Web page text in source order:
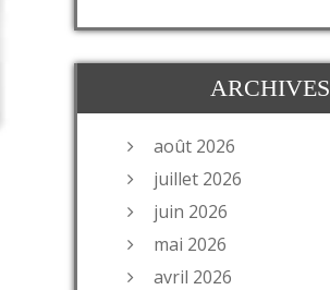
ARCHIVES
août 2026
juillet 2026
juin 2026
mai 2026
avril 2026